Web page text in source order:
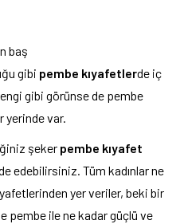
baş
gibi pembe kıyafetlerde iç
gibi görünse de pembe
yerinde var.
şeker pembe kıyafet
edebilirsiniz. Tüm kadınlar ne
yer veriler, beki bir
pembe ile ne kadar güçlü ve